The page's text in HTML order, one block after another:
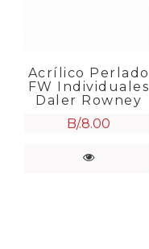
Acrílico Perlado
FW Individuales
Daler Rowney
B/.8.00